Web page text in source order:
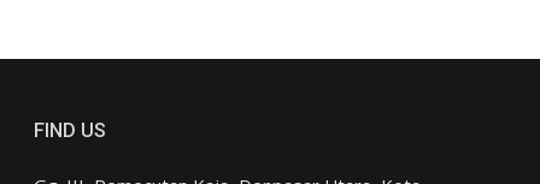
FIND US